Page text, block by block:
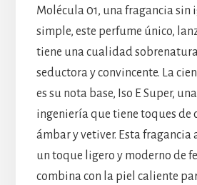
Molécula 01, una fragancia sin
simple, este perfume único,
tiene una cualidad
seductora y convincente. La
es su nota base, Iso E Super,
ingeniería que tiene toques de
ámbar y vetiver. Esta fragancia
un toque ligero y moderno de
combina con la piel caliente